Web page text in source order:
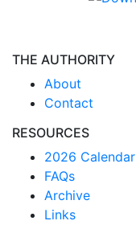
THE AUTHORITY
About
Contact
RESOURCES
2026 Calendar
FAQs
Archive
Links